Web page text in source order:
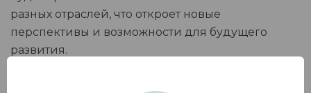
разных отраслей, что откроет новые
перспективы и возможности для будущего
развития.